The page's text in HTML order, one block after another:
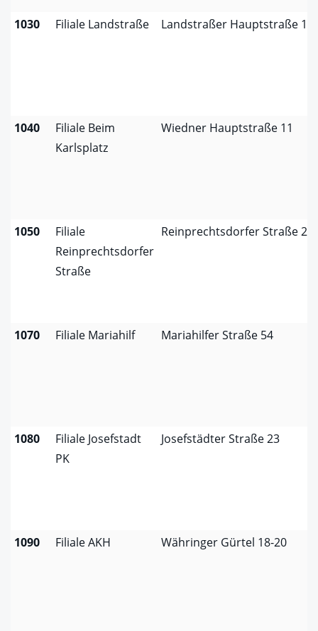
1030 Filiale Landstraße Landstraßer Hauptstraße 15
1040
Filiale Beim
Karlsplatz
Wiedner Hauptstraße 11
1050
Filiale
Reinprechtsdorfer
Straße
Reinprechtsdorfer Straße 27
1070 Filiale Mariahilf Mariahilfer Straße 54
1080
Filiale Josefstadt
PK
Josefstädter Straße 23
1090 Filiale AKH Währinger Gürtel 18-20